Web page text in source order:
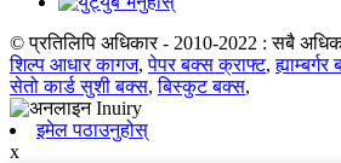
© प्रतिलिपि अधिकार - 2010-2022 : सबै
शिल्प आधार कागज,पेपर बक्स क्राफ्ट,
सेतो कार्ड सुशी बक्स,बिस्कुट बक्स,
इमेल पठाउनुहोस्
x